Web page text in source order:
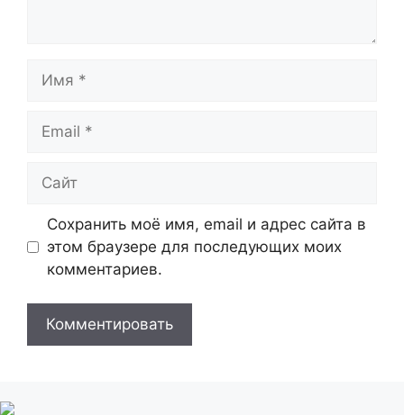
Сохранить моё имя, email и адрес сайта в
этом браузере для последующих моих
комментариев.